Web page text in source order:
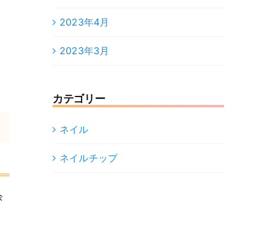
2023年4月
2023年3月
カテゴリー
ネイル
ネイルチップ